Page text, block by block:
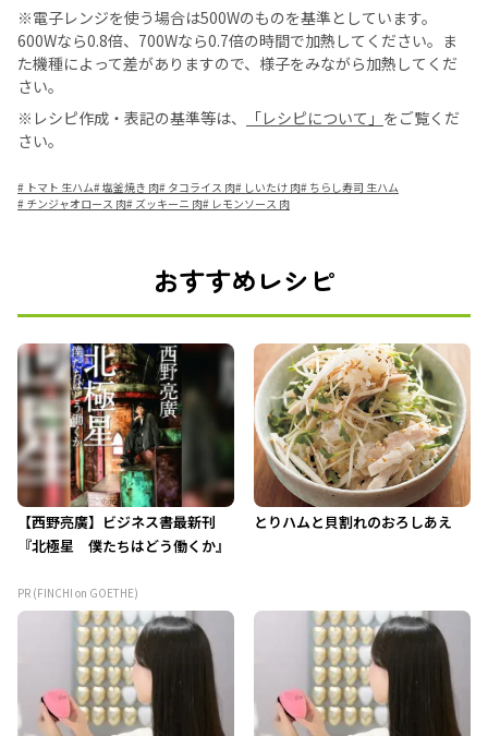
※電子レンジを使う場合は500Wのものを基準としています。
600Wなら0.8倍、700Wなら0.7倍の時間で加熱してください。ま
た機種によって差がありますので、様子をみながら加熱してくだ
さい。
※レシピ作成・表記の基準等は、
「レシピについて」 をご覧くだ
さい。
# トマト 生ハム#塩釜焼き 肉# タコライス 肉# しいたけ 肉# ちらし寿司 生ハム
# チンジャオロース 肉# ズッキーニ 肉# レモンソース 肉
おすすめレシピ
【西野亮廣】ビジネス書最新刊
『北極星 僕たちはどう働くか』
PR (FINCHI on GOETHE)
とりハムと貝割れのおろしあえ